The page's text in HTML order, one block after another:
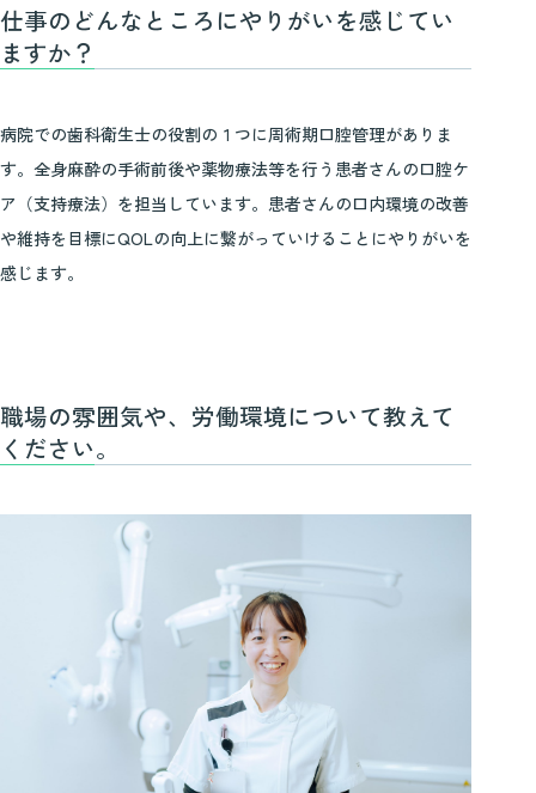
仕事のどんなところにやりがいを感じてい
ますか？
病院での歯科衛生士の役割の１つに周術期口腔管理がありま
す。全身麻酔の手術前後や薬物療法等を行う患者さんの口腔ケ
ア（支持療法）を担当しています。患者さんの口内環境の改善
や維持を目標にQOLの向上に繋がっていけることにやりがいを
感じます。
職場の雰囲気や、労働環境について教えて
ください。